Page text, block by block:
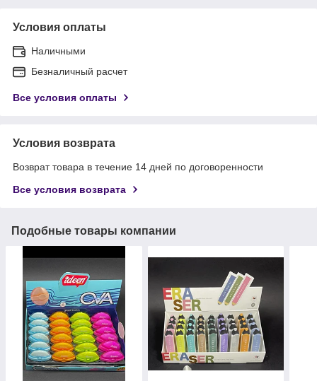
Условия оплаты
Наличными
Безналичный расчет
Все условия оплаты
Условия возврата
Возврат товара в течение 14 дней по договоренности
Все условия возврата
Подобные товары компании